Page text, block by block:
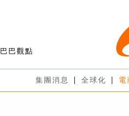
巴巴觀點
集團消息 全球化 電